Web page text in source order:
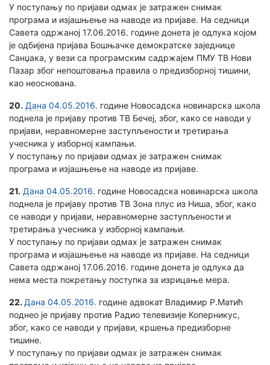
У поступању по пријави одмах је затражен снимак
програма и изјашњење на наводе из пријаве. На седници
Савета одржаној 17.06.2016. године донета је одлука којом
је одбијена пријава Бошњачке демократске заједнице
Санџака, у вези са програмским садржајем ПМУ ТВ Нови
Пазар због непоштовања правила о предизборној тишини,
као неоснована.
20. Дана 04.05.2016. године Новосадска новинарска школа
поднела је пријаву против ТВ Бечеј, због, како се наводи у
пријави, неравномерне заступљености и третирања
учесника у изборној кампањи.
У поступању по пријави одмах је затражен снимак
програма и изјашњење на наводе из пријаве.
21. Дана 04.05.2016. године Новосадска новинарска школа
поднела је пријаву против ТВ Зона плус из Ниша, због, како
се наводи у пријави, неравномерне заступљености и
третирања учесника у изборној кампањи.
У поступању по пријави одмах је затражен снимак
програма и изјашњење на наводе из пријаве. На седници
Савета одржаној 17.06.2016. године донета је одлука да
нема места покретању поступка за изрицање мера.
22. Дана 04.05.2016. године адвокат Владимир Р.Матић
поднео је пријаву против Радио телевизије Коперникус,
због, како се наводи у пријави, кршења предизборне
тишине.
У поступању по пријави одмах је затражен снимак